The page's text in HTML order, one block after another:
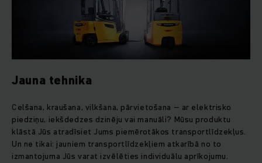
Jauna tehnika
Celšana, kraušana, vilkšana, pārvietošana – ar elektrisko
piedziņu, iekšdedzes dzinēju vai manuāli? Mūsu produktu
klāstā Jūs atradīsiet Jums piemērotākos transportlīdzekļus.
Un ne tikai: jauniem transportlīdzekļiem atkarībā no to
izmantojuma Jūs varat izvēlēties individuālu aprīkojumu.